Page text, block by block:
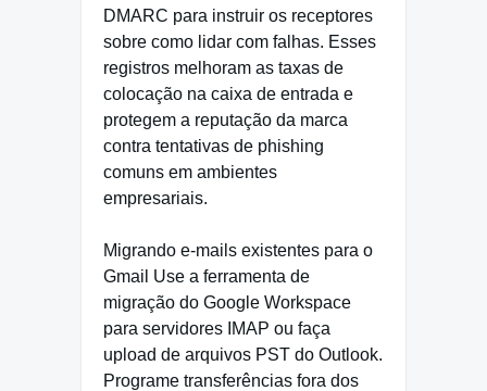
DMARC para instruir os receptores
sobre como lidar com falhas. Esses
registros melhoram as taxas de
colocação na caixa de entrada e
protegem a reputação da marca
contra tentativas de phishing
comuns em ambientes
empresariais.
Migrando e-mails existentes para o
Gmail Use a ferramenta de
migração do Google Workspace
para servidores IMAP ou faça
upload de arquivos PST do Outlook.
Programe transferências fora dos